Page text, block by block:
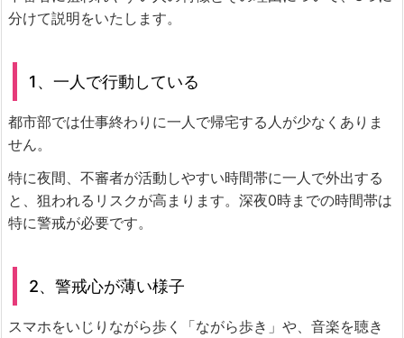
分けて説明をいたします。
1、一人で行動している
都市部では仕事終わりに一人で帰宅する人が少なくありま
せん。
特に夜間、不審者が活動しやすい時間帯に一人で外出する
と、狙われるリスクが高まります。深夜0時までの時間帯は
特に警戒が必要です。
2、警戒心が薄い様子
スマホをいじりながら歩く「ながら歩き」や、音楽を聴き